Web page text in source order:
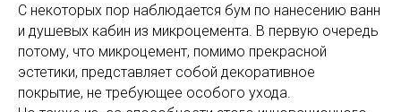
С некоторых пор наблюдается бум по нанесению ванн
и душевых кабин из микроцемента. В первую очередь
потому, что микроцемент, помимо прекрасной
эстетики, представляет собой декоративное
покрытие, не требующее особого ухода.